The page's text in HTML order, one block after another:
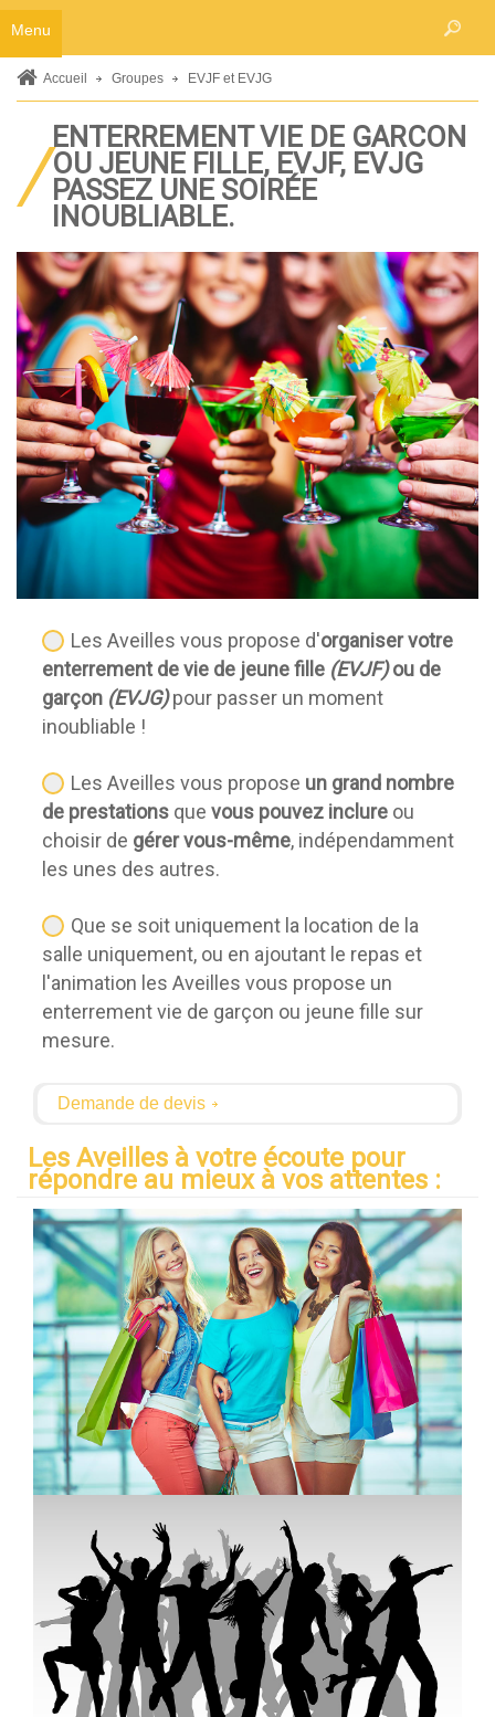
Menu
Accueil Groupes EVJF et EVJG
ENTERREMENT VIE DE GARCON
OU JEUNE FILLE, EVJF, EVJG
PASSEZ UNE SOIRÉE
INOUBLIABLE.
Les Aveilles vous propose d'organiser votre
enterrement de vie de jeune fille (EVJF)ou de
garçon (EVJG)pour passer un moment
inoubliable !
Les Aveilles vous propose un grand nombre
de prestationsque vous pouvez inclureou
choisir de gérer vous-même, indépendamment
les unes des autres.
Que se soit uniquement la location de la
salle uniquement, ou en ajoutant le repas et
l'animation les Aveilles vous propose un
enterrement vie de garçon ou jeune fille sur
mesure.
Demande de devis
Les Aveilles à votre écoute pour
répondre au mieux à vos attentes :
Hebergements
Chambres à l'hôtel
Location de gîtes
Seniors
Restaurant
Activités
La piscine
Le bar
Billard / baby-foot
Aux alentours
Groupes
Mariages
EVJF et EVJG
Séminaires
Location de salle
Hébergements